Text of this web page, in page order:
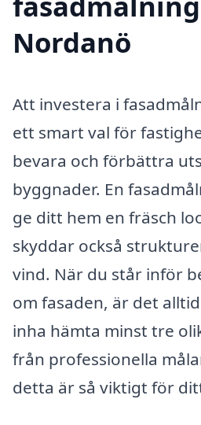
Nordanö
Att investera i
ett smart val för
bevara och förbättra
byggnader. En
ge ditt hem en fräsch
skyddar också
vind. När du står inför
om fasaden, är det
inha hämta minst tre
från professionella
detta är så viktigt för